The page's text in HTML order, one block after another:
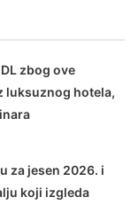
zbog ove
luksuznog hotela,
za jesen 2026. i
koji izgleda